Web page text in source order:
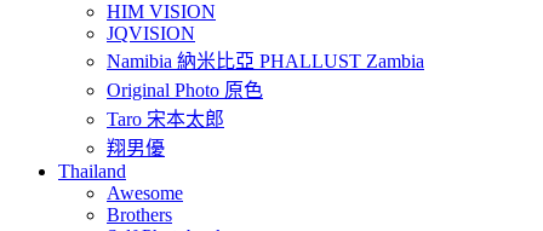
HIM VISION
JQVISION
Namibia 納米比亞 PHALLUST Zambia
Original Photo 原色
Taro 宋本太郎
翔男優
Thailand
Awesome
Brothers